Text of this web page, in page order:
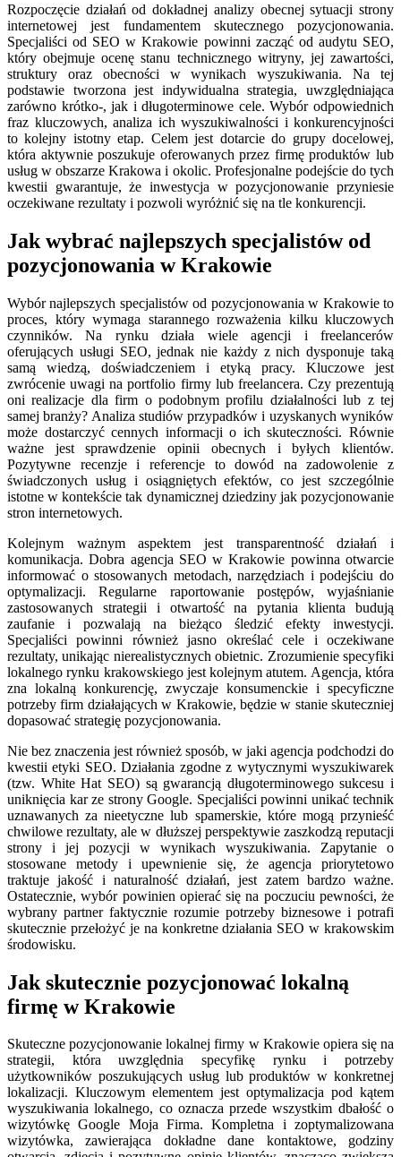
Rozpoczęcie działań od dokładnej analizy obecnej sytuacji strony
internetowej jest fundamentem skutecznego pozycjonowania.
Specjaliści od SEO w Krakowie powinni zacząć od audytu SEO,
który obejmuje ocenę stanu technicznego witryny, jej zawartości,
struktury oraz obecności w wynikach wyszukiwania. Na tej
podstawie tworzona jest indywidualna strategia, uwzględniająca
zarówno krótko-, jak i długoterminowe cele. Wybór odpowiednich
fraz kluczowych, analiza ich wyszukiwalności i konkurencyjności
to kolejny istotny etap. Celem jest dotarcie do grupy docelowej,
która aktywnie poszukuje oferowanych przez firmę produktów lub
usług w obszarze Krakowa i okolic. Profesjonalne podejście do tych
kwestii gwarantuje, że inwestycja w pozycjonowanie przyniesie
oczekiwane rezultaty i pozwoli wyróżnić się na tle konkurencji.
Jak wybrać najlepszych specjalistów od
pozycjonowania w Krakowie
Wybór najlepszych specjalistów od pozycjonowania w Krakowie to
proces, który wymaga starannego rozważenia kilku kluczowych
czynników. Na rynku działa wiele agencji i freelancerów
oferujących usługi SEO, jednak nie każdy z nich dysponuje taką
samą wiedzą, doświadczeniem i etyką pracy. Kluczowe jest
zwrócenie uwagi na portfolio firmy lub freelancera. Czy prezentują
oni realizacje dla firm o podobnym profilu działalności lub z tej
samej branży? Analiza studiów przypadków i uzyskanych wyników
może dostarczyć cennych informacji o ich skuteczności. Równie
ważne jest sprawdzenie opinii obecnych i byłych klientów.
Pozytywne recenzje i referencje to dowód na zadowolenie z
świadczonych usług i osiągniętych efektów, co jest szczególnie
istotne w kontekście tak dynamicznej dziedziny jak pozycjonowanie
stron internetowych.
Kolejnym ważnym aspektem jest transparentność działań i
komunikacja. Dobra agencja SEO w Krakowie powinna otwarcie
informować o stosowanych metodach, narzędziach i podejściu do
optymalizacji. Regularne raportowanie postępów, wyjaśnianie
zastosowanych strategii i otwartość na pytania klienta budują
zaufanie i pozwalają na bieżąco śledzić efekty inwestycji.
Specjaliści powinni również jasno określać cele i oczekiwane
rezultaty, unikając nierealistycznych obietnic. Zrozumienie specyfiki
lokalnego rynku krakowskiego jest kolejnym atutem. Agencja, która
zna lokalną konkurencję, zwyczaje konsumenckie i specyficzne
potrzeby firm działających w Krakowie, będzie w stanie skuteczniej
dopasować strategię pozycjonowania.
Nie bez znaczenia jest również sposób, w jaki agencja podchodzi do
kwestii etyki SEO. Działania zgodne z wytycznymi wyszukiwarek
(tzw. White Hat SEO) są gwarancją długoterminowego sukcesu i
uniknięcia kar ze strony Google. Specjaliści powinni unikać technik
uznawanych za nieetyczne lub spamerskie, które mogą przynieść
chwilowe rezultaty, ale w dłuższej perspektywie zaszkodzą reputacji
strony i jej pozycji w wynikach wyszukiwania. Zapytanie o
stosowane metody i upewnienie się, że agencja priorytetowo
traktuje jakość i naturalność działań, jest zatem bardzo ważne.
Ostatecznie, wybór powinien opierać się na poczuciu pewności, że
wybrany partner faktycznie rozumie potrzeby biznesowe i potrafi
skutecznie przełożyć je na konkretne działania SEO w krakowskim
środowisku.
Jak skutecznie pozycjonować lokalną
firmę w Krakowie
Skuteczne pozycjonowanie lokalnej firmy w Krakowie opiera się na
strategii, która uwzględnia specyfikę rynku i potrzeby
użytkowników poszukujących usług lub produktów w konkretnej
lokalizacji. Kluczowym elementem jest optymalizacja pod kątem
wyszukiwania lokalnego, co oznacza przede wszystkim dbałość o
wizytówkę Google Moja Firma. Kompletna i zoptymalizowana
wizytówka, zawierająca dokładne dane kontaktowe, godziny